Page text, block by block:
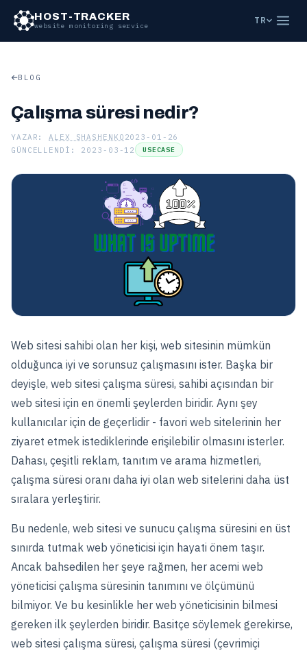
HOST-TRACKER
website monitoring service
TR
BLOG
Çalışma süresi nedir?
YAZAR:ALEX SHASHENKO 2023-01-26
GÜNCELLENDI: 2023-03-12
USECASE
Web sitesi sahibi olan her kişi, web sitesinin mümkün
olduğunca iyi ve sorunsuz çalışmasını ister. Başka bir
deyişle, web sitesi çalışma süresi, sahibi açısından bir
web sitesi için en önemli şeylerden biridir. Aynı şey
kullanıcılar için de geçerlidir - favori web sitelerinin her
ziyaret etmek istediklerinde erişilebilir olmasını isterler.
Dahası, çeşitli reklam, tanıtım ve arama hizmetleri,
çalışma süresi oranı daha iyi olan web sitelerini daha üst
sıralara yerleştirir.
Bu nedenle, web sitesi ve sunucu çalışma süresini en üst
sınırda tutmak web yöneticisi için hayati önem taşır.
Ancak bahsedilen her şeye rağmen, her acemi web
yöneticisi çalışma süresinin tanımını ve ölçümünü
bilmiyor. Ve bu kesinlikle her web yöneticisinin bilmesi
gereken ilk şeylerden biridir. Basitçe söylemek gerekirse,
web sitesi çalışma süresi, çalışma süresi (çevrimiçi